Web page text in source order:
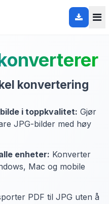
konvertering
i toppkvalitet: Gjør
JPG-bilder med høy
enheter: Konverter
Mac og mobile
PDF til JPG uten å